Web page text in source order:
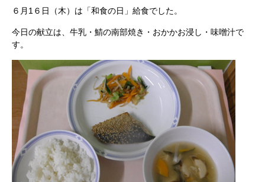
６月1６日（木）は「和食の日」給食でした。
今日の献立は、牛乳・鯖の南部焼き・おかかお浸し・味噌汁で
す。